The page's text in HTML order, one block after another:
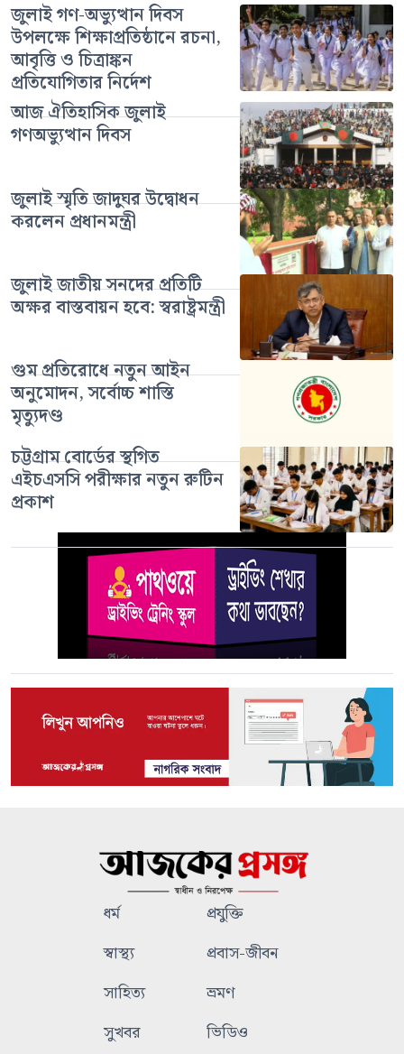
জুলাই গণ-অভ্যুত্থান দিবস
উপলক্ষে শিক্ষাপ্রতিষ্ঠানে রচনা,
আবৃত্তি ও চিত্রাঙ্কন
প্রতিযোগিতার নির্দেশ
আজ ঐতিহাসিক জুলাই
গণঅভ্যুত্থান দিবস
জুলাই স্মৃতি জাদুঘর উদ্বোধন
করলেন প্রধানমন্ত্রী
জুলাই জাতীয় সনদের প্রতিটি
অক্ষর বাস্তবায়ন হবে: স্বরাষ্ট্রমন্ত্রী
গুম প্রতিরোধে নতুন আইন
অনুমোদন, সর্বোচ্চ শাস্তি
মৃত্যুদণ্ড
চট্টগ্রাম বোর্ডের স্থগিত
এইচএসসি পরীক্ষার নতুন রুটিন
প্রকাশ
ধর্ম
প্রযুক্তি
স্বাস্থ্য
প্রবাস-জীবন
সাহিত্য
ভ্রমণ
সুখবর
ভিডিও